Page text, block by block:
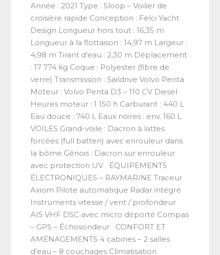
Année : 2021 Type : Sloop – Voilier de
croisière rapide Conception : Felci Yacht
Design Longueur hors tout : 16,35 m
Longueur à la flottaison : 14,97 m Largeur :
4,98 m Tirant d’eau : 2,30 m Déplacement
: 17 774 kg Coque : Polyester (fibre de
verre) Transmission : Saildrive Volvo Penta
Moteur : Volvo Penta D3 – 110 CV Diesel
Heures moteur : 1 150 h Carburant : 440 L
Eau douce : 740 L Eaux noires : env. 160 L
VOILES Grand-voile : Dacron à lattes
forcées (full batten) avec enrouleur dans
la bôme Génois : Dacron sur enrouleur
avec protection UV ÉQUIPEMENTS
ÉLECTRONIQUES – RAYMARINE Traceur
Axiom Pilote automatique Radar intégré
Instruments vitesse / vent / profondeur
AIS VHF DSC avec micro déporté Compas
– GPS – Échosondeur CONFORT ET
AMÉNAGEMENTS 4 cabines – 2 salles
d’eau – 8 couchages Climatisation